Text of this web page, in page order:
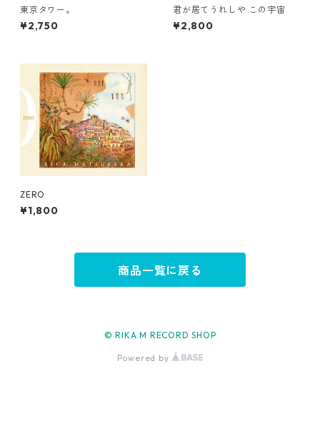
東京タワー。
¥2,750
君が居てうれしや この宇宙
¥2,800
ZERO
¥1,800
商品一覧に戻る
© RIKA.M RECORD SHOP
Powered by